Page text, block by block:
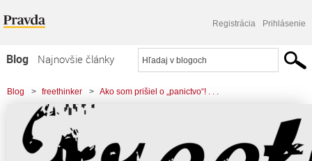
Registrácia Prihlásenie
Blog
Najnovšie články
Najčítanejšie články
Najkomentovanejšie články
Zoznam blogov
Blog > freethinker > Ako som prišiel o „panictvo“! . . .